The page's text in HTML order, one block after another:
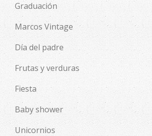
Graduación
Marcos Vintage
Día del padre
Frutas y verduras
Fiesta
Baby shower
Unicornios